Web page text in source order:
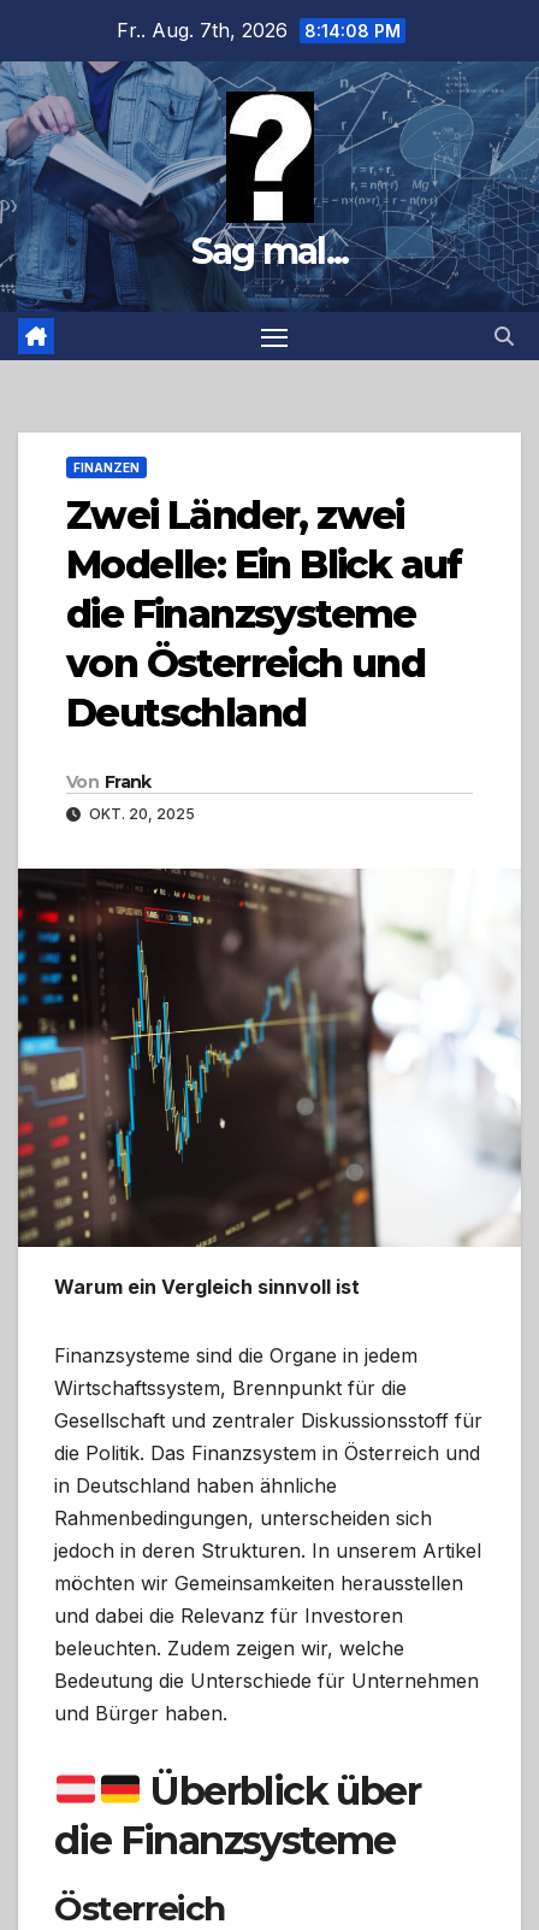
springen
Fr.. Aug. 7th, 2026 8:14:09 PM
Sag mal...
FINANZEN
Zwei Länder, zwei
Modelle: Ein Blick auf
die Finanzsysteme
von Österreich und
Deutschland
Von Frank
OKT. 20, 2025
Warum ein Vergleich sinnvoll ist
Finanzsysteme sind die Organe in jedem
Wirtschaftssystem, Brennpunkt für die
Gesellschaft und zentraler Diskussionsstoff für
die Politik. Das Finanzsystem in Österreich und
in Deutschland haben ähnliche
Rahmenbedingungen, unterscheiden sich
jedoch in deren Strukturen. In unserem Artikel
möchten wir Gemeinsamkeiten herausstellen
und dabei die Relevanz für Investoren
beleuchten. Zudem zeigen wir, welche
Bedeutung die Unterschiede für Unternehmen
und Bürger haben.
Überblick über
die Finanzsysteme
Österreich